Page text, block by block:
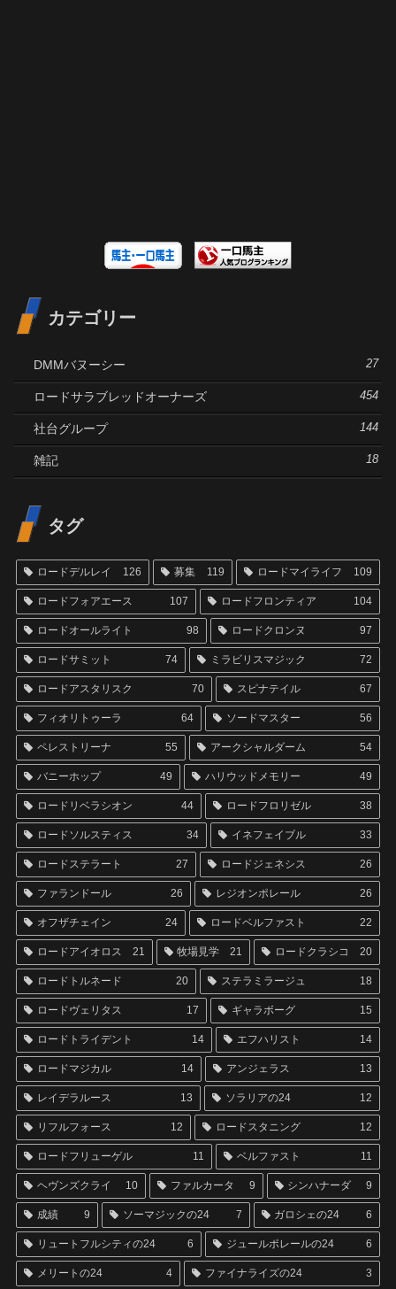
カテゴリー
DMMバヌーシー 27
ロードサラブレッドオーナーズ 454
社台グループ 144
雑記 18
タグ
ロードデルレイ 126 募集 119 ロードマイライフ 109
ロードフォアエース 107 ロードフロンティア 104
ロードオールライト 98 ロードクロンヌ 97
ロードサミット 74 ミラビリスマジック 72
ロードアスタリスク 70 スピナテイル 67
フィオリトゥーラ 64 ソードマスター 56
ペレストリーナ 55 アークシャルダーム 54
バニーホップ 49 ハリウッドメモリー 49
ロードリベラシオン 44 ロードフロリゼル 38
ロードソルスティス 34 イネフェイブル 33
ロードステラート 27 ロードジェネシス 26
ファランドール 26 レジオンポレール 26
オフザチェイン 24 ロードベルファスト 22
ロードアイオロス 21 牧場見学 21 ロードクラシコ 20
ロードトルネード 20 ステラミラージュ 18
ロードヴェリタス 17 ギャラボーグ 15
ロードトライデント 14 エフハリスト 14
ロードマジカル 14 アンジェラス 13
レイデラルース 13 ソラリアの24 12
リフルフォース 12 ロードスタニング 12
ロードフリューゲル 11 ベルファスト 11
ヘヴンズクライ 10 ファルカータ 9 シンハナーダ 9
成績 9 ソーマジックの24 7 ガロシェの24 6
リュートフルシティの24 6 ジュールポレールの24 6
メリートの24 4 ファイナライズの24 3